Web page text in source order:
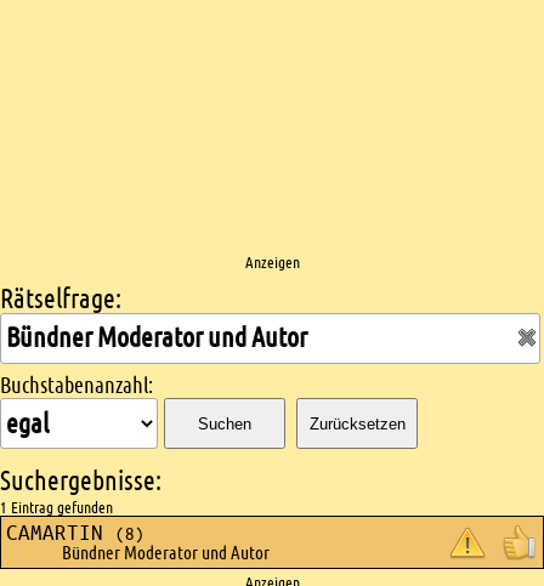
Anzeigen
Kreuzworträtsel suchen
Rätselfrage:
Buchstabenanzahl:
Suchen Zurücksetzen
Suchergebnisse:
1 Eintrag gefunden
CAMARTIN (8)
Bündner Moderator und Autor